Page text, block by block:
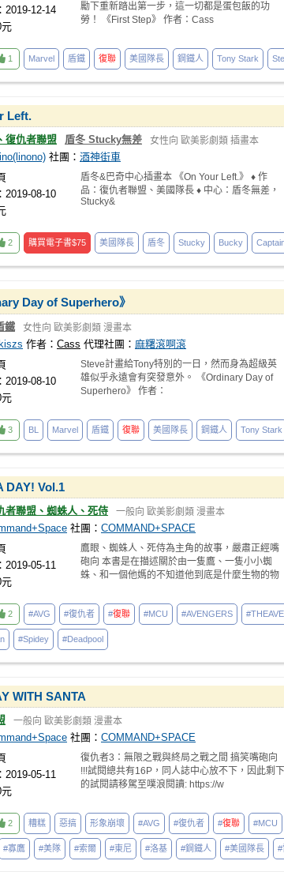
2019-12-14
勵下重新踏出第一步，這一切都是蛋包飯的功
勞！ 《First Step》 作者：Cass
1 Marvel 盾鐵 復聯 美國隊長 鋼鐵人 Tony Stark
Left.
復仇者聯盟 盾冬 Stucky無差 女性向 歐美影劇類 插畫本
社團： 酒神街車
2019-08-10
盾冬&巴奇中心插畫本 《On Your Left.》 ♦︎ 作
品：復仇者聯盟、美國隊長 ♦︎ 中心：盾冬無差，
Stucky&
2 購買電子書$75 美國隊長 盾冬 Stucky Bucky
Day of Superhero》
鐵 女性向 歐美影劇類 漫畫本
作者： Cass 代理社團： 麻糬滾啊滾
2019-08-10
Steve計畫給Tony特別的一日，然而身為超級英
雄似乎永遠會有突發意外。 《Ordinary Day of
Superhero》 作者：
3 BL Marvel 盾鐵 復聯 美國隊長 鋼鐵人 Tony Stark
DAY! Vol.1
者聯盟、蜘蛛人、死侍 一般向 歐美影劇類 漫畫本
社團： COMMAND+SPACE
2019-05-11
鷹眼、蜘蛛人、死侍為主角的故事，嚴肅正經嘴
砲向 本書是在描述關於由一隻鷹、一隻小小蜘
蛛、和一個他媽的不知道他到底是什麼生物的物
2 #AVG #復仇者 #復聯 #MCU #AVENGERS
#Spidey #Deadpool
WITH SANTA
一般向 歐美影劇類 漫畫本
社團： COMMAND+SPACE
2019-05-11
復仇者3：無限之戰與終局之戰之間 搞笑嘴砲向
!!!試閱總共有16P，同人誌中心放不下，因此剩下
的試閱請移駕至噗浪閱讀: https://w
2 糟糕 惡搞 形象崩壞 #AVG #復仇者 #復聯 #MCU
#寡鷹 #美隊 #索爾 #東尼 #洛基 #鋼鐵人 #美國隊長 #